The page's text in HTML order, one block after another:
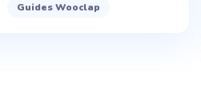
Guides Wooclap